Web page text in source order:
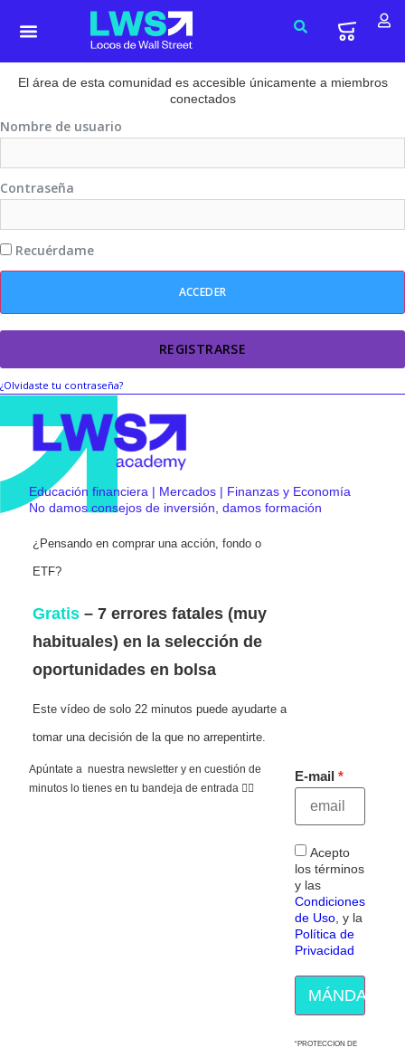
El área de esta comunidad es accesible únicamente a miembros
conectados
Nombre de usuario
Contraseña
Recuérdame
REGISTRARSE
¿Olvidaste tu contraseña?
Educación financiera | Mercados | Finanzas y Economía
No damos consejos de inversión, damos formación
¿Pensando en comprar una acción, fondo o
ETF?
Gratis – 7 errores fatales (muy
habituales) en la selección de
oportunidades en bolsa
Este vídeo de solo 22 minutos puede ayudarte a
tomar una decisión de la que no arrepentirte.
Apúntate a nuestra newsletter y en cuestión de
minutos lo tienes en tu bandeja de entrada 👇🏻
E-mail
Acepto
los términos
y las
Condiciones
de Uso , y la
Política de
Privacidad
MÁNDAME
“PROTECCION DE